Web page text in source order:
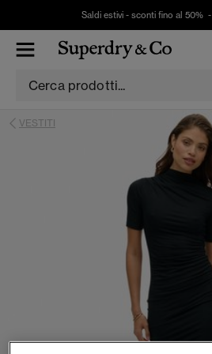
Saldi estivi - sconti fino al 50% -
VESTITI